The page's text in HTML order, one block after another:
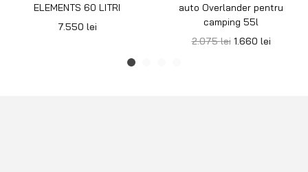
ELEMENTS 60 LITRI
7.550 lei
auto Overlander pentru
camping 55l
2.075lei 1.660 lei